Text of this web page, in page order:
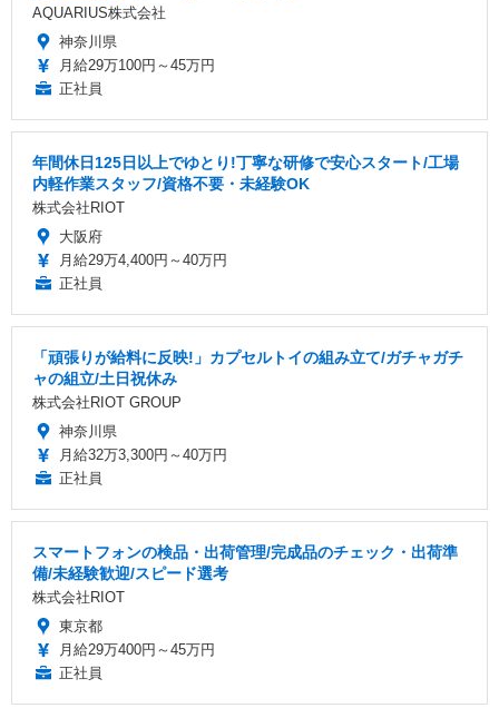
AQUARIUS株式会社
神奈川県
月給29万100円～45万円
正社員
年間休日125日以上でゆとり!丁寧な研修で安心スタート/工場
内軽作業スタッフ/資格不要・未経験OK
株式会社RIOT
大阪府
月給29万4,400円～40万円
正社員
「頑張りが給料に反映!」カプセルトイの組み立て/ガチャガチ
ャの組立/土日祝休み
株式会社RIOT GROUP
神奈川県
月給32万3,300円～40万円
正社員
スマートフォンの検品・出荷管理/完成品のチェック・出荷準
備/未経験歓迎/スピード選考
株式会社RIOT
東京都
月給29万400円～45万円
正社員